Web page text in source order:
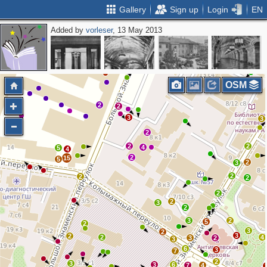
Gallery Sign up Login EN
Added byvorleser, 13 May 2013
3 6
7 6
7
4
3
2
2
3
3
5
3 2
2
2 2
4
3
3
2
3
2
3
4
2
2
3
2
2
2
2
2
3
2
3
2
2
2
15
4
5
5
3
2
2
2
2
3
2 3
OSM